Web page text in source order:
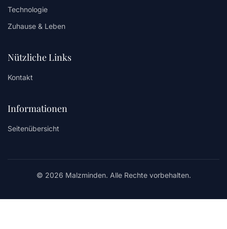
Technologie
Zuhause & Leben
Nützliche Links
Kontakt
Informationen
Seitenübersicht
© 2026 Malzminden. Alle Rechte vorbehalten.